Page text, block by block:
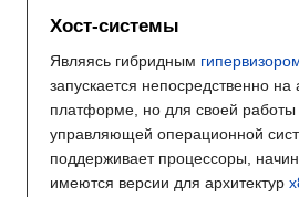
Хост-системы
Являясь гибридным
запускается непосредственно на
платформе, но для своей работы
управляющей операционной
поддерживает процессоры,
имеются версии для архитектур